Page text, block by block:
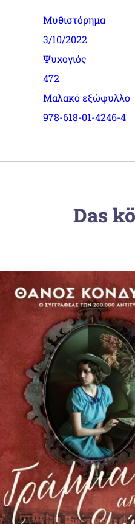
Μυθιστόρημα
3/10/2022
Ψυχογιός
472
Μαλακό εξώφυλλο
978-618-01-4246-4
Das